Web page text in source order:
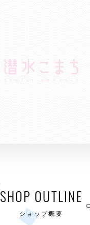
SHOP OUTLINE
ショップ概要